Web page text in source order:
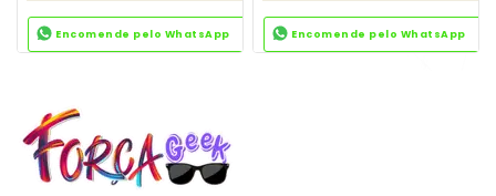
Encomende pelo WhatsApp Encomende pelo WhatsApp